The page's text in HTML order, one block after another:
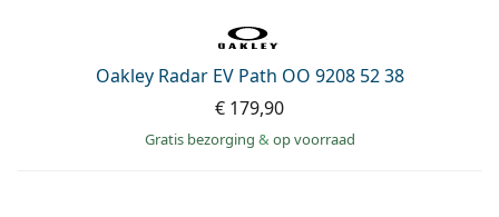
Oakley Radar EV Path OO 9208 52 38
€ 179,90
Gratis bezorging & op voorraad